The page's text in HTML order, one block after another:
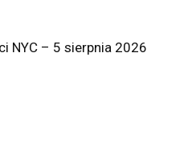
- oglądaj na stronie
Fire.
NYC – 5 sierpnia 2026